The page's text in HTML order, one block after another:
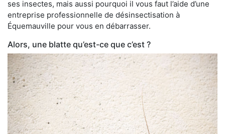
ses insectes, mais aussi pourquoi il vous faut l’aide d’une
entreprise professionnelle de désinsectisation à
Équemauville pour vous en débarrasser.
Alors, une blatte qu’est-ce que c’est ?